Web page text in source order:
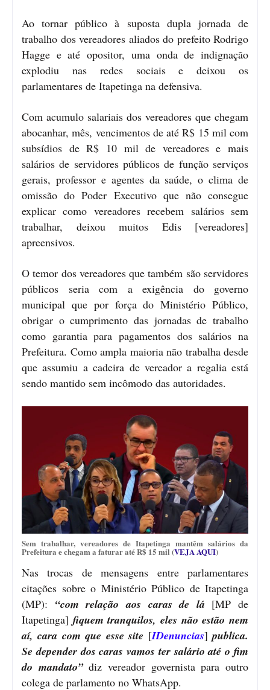
Ao tornar público à suposta dupla jornada de
trabalho dos vereadores aliados do prefeito Rodrigo
Hagge e até opositor, uma onda de indignação
explodiu nas redes sociais e deixou os
parlamentares de Itapetinga na defensiva.
Com acumulo salariais dos vereadores que chegam
abocanhar, mês, vencimentos de até R$ 15 mil com
subsídios de R$ 10 mil de vereadores e mais
salários de servidores públicos de função serviços
gerais, professor e agentes da saúde, o clima de
omissão do Poder Executivo que não consegue
explicar como vereadores recebem salários sem
trabalhar, deixou muitos Edis [vereadores]
apreensivos.
O temor dos vereadores que também são servidores
públicos seria com a exigência do governo
municipal que por força do Ministério Público,
obrigar o cumprimento das jornadas de trabalho
como garantia para pagamentos dos salários na
Prefeitura. Como ampla maioria não trabalha desde
que assumiu a cadeira de vereador a regalia está
sendo mantido sem incômodo das autoridades.
Sem trabalhar, vereadores de Itapetinga mantêm salários da
Prefeitura e chegam a faturar até R$ 15 mil (VEJA AQUI)
Nas trocas de mensagens entre parlamentares
citações sobre o Ministério Público de Itapetinga
(MP): “com relação aos caras de lá [MP de
Itapetinga] fiquem tranquilos, eles não estão nem
aí, cara com que esse site [IDenuncias]publica.
Se depender dos caras vamos ter salário até o fim
do mandato”diz vereador governista para outro
colega de parlamento no WhatsApp.